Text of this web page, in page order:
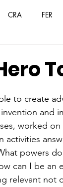
CRA FER
to create
and
worked
activities
powers
can I be an
relevant not